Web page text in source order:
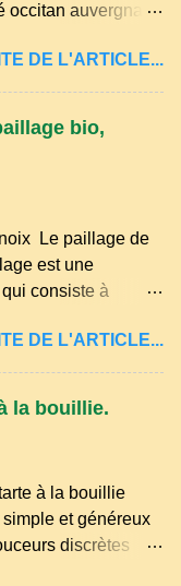
occitan auvergnat ,
et dans
central . Il
du nord-
mots typiques
ou "aze"
quelqu'un
du Puy-de-
de la famille...
DE L'ARTICLE...
bio,
Le paillage de
est une
consiste à
synthétiques pour
fertilité. Il
: Réduction
limite
le sol, ce qui
adventices.
: Il
DE L'ARTICLE...
la bouillie.
à la bouillie
simple et généreux
discrètes